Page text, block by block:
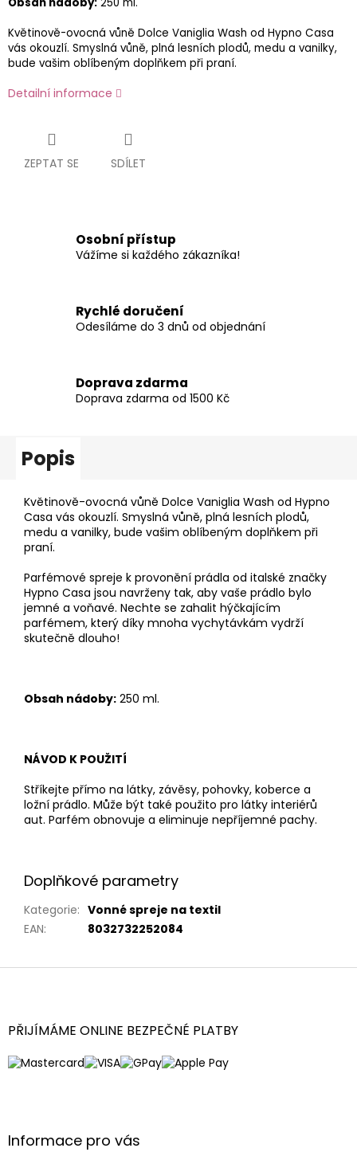
Obsah nádoby: 250 ml.
Květinově-ovocná vůně Dolce Vaniglia Wash od Hypno Casa
vás okouzlí. Smyslná vůně, plná lesních plodů, medu a vanilky,
bude vašim oblíbeným doplňkem při praní.
Detailní informace
ZEPTAT SE SDÍLET
Osobní přístup
Vážíme si každého zákazníka!
Rychlé doručení
Odesíláme do 3 dnů od objednání
Doprava zdarma
Doprava zdarma od 1500 Kč
Popis
Květinově-ovocná vůně Dolce Vaniglia Wash od Hypno
Casa vás okouzlí. Smyslná vůně, plná lesních plodů,
medu a vanilky, bude vašim oblíbeným doplňkem při
praní.
Parfémové spreje k provonění prádla od italské značky
Hypno Casa jsou navrženy tak, aby vaše prádlo bylo
jemné a voňavé. Nechte se zahalit hýčkajícím
parfémem, který díky mnoha vychytávkám vydrží
skutečně dlouho!
Obsah nádoby: 250 ml.
NÁVOD K POUŽITÍ
Stříkejte přímo na látky, závěsy, pohovky, koberce a
ložní prádlo. Může být také použito pro látky interiérů
aut. Parfém obnovuje a eliminuje nepříjemné pachy.
Doplňkové parametry
Kategorie: Vonné spreje na textil
EAN: 8032732252084
Z
aPŘIJÍMÁME ONLINE BEZPEČNÉ PLATBY
Informace pro vás